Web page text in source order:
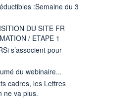
:Semaine du 3
DU SITE FR
/ ETAPE 1
s’associent pour
du webinaire...
cadres, les Lettres
ne va plus.